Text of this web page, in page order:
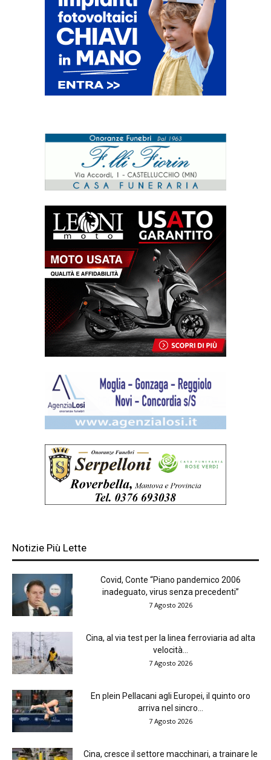
Notizie Più Lette
Covid, Conte “Piano pandemico 2006
inadeguato, virus senza precedenti”
7 Agosto 2026
Cina, al via test per la linea ferroviaria ad alta
velocità...
7 Agosto 2026
En plein Pellacani agli Europei, il quinto oro
arriva nel sincro...
7 Agosto 2026
Cina, cresce il settore macchinari, a trainare le